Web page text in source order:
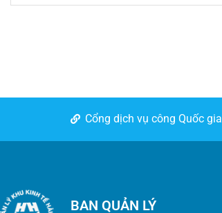
Cổng dịch vụ công Quốc gia
BAN QUẢN LÝ